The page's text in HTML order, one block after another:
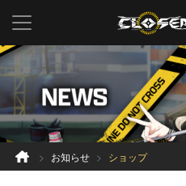
お知らせ ショップ